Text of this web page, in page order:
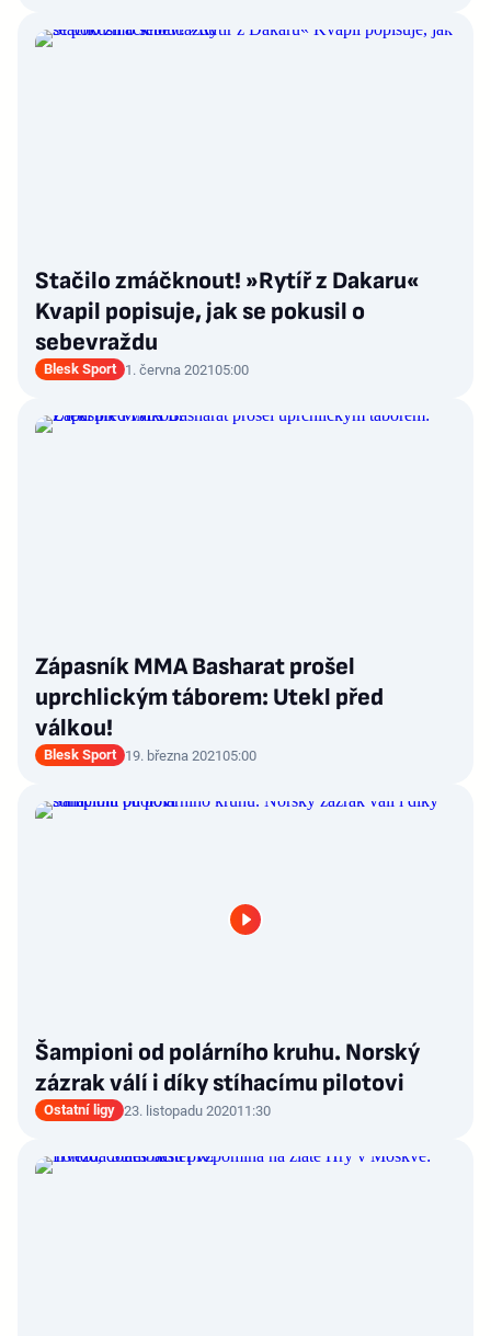
Stačilo zmáčknout! »Rytíř z Dakaru«
Kvapil popisuje, jak se pokusil o
sebevraždu
Blesk Sport 1. června 202105:00
Zápasník MMA Basharat prošel
uprchlickým táborem: Utekl před
válkou!
Blesk Sport 19. března 202105:00
Šampioni od polárního kruhu. Norský
zázrak válí i díky stíhacímu pilotovi
Ostatní ligy 23. listopadu 202011:30